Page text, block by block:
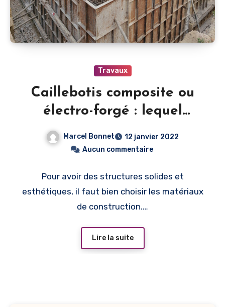
Travaux
Caillebotis composite ou
électro-forgé : lequel
Marcel Bonnet
12 janvier 2022
Aucun commentaire
Pour avoir des structures solides et
esthétiques, il faut bien choisir les matériaux
de construction.…
Lire la suite